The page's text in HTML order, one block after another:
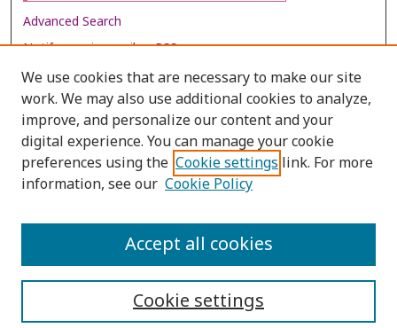
Advanced Search
Notify me via email orRSS
Browse
Collections
Disciplines
Authors
We use cookies that are necessary to make our site
work. We may also use additional cookies to analyze,
improve, and personalize our content and your
digital experience. You can manage your cookie
preferences using the Cookie settings link. For more
information, see our Cookie Policy
Cookie settings
Accept all cookies